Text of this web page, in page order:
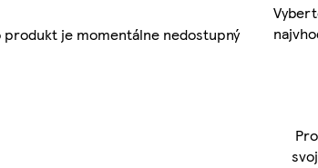
produkt je momentálne nedostupný